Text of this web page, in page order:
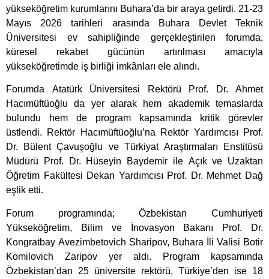
yükseköğretim kurumlarını Buhara’da bir araya getirdi. 21-23
Mayıs 2026 tarihleri arasında Buhara Devlet Teknik
Üniversitesi ev sahipliğinde gerçekleştirilen forumda,
küresel rekabet gücünün artırılması amacıyla
yükseköğretimde iş birliği imkânları ele alındı.
Forumda Atatürk Üniversitesi Rektörü Prof. Dr. Ahmet
Hacımüftüoğlu da yer alarak hem akademik temaslarda
bulundu hem de program kapsamında kritik görevler
üstlendi. Rektör Hacımüftüoğlu’na Rektör Yardımcısı Prof.
Dr. Bülent Çavuşoğlu ve Türkiyat Araştırmaları Enstitüsü
Müdürü Prof. Dr. Hüseyin Baydemir ile Açık ve Uzaktan
Öğretim Fakültesi Dekan Yardımcısı Prof. Dr. Mehmet Dağ
eşlik etti.
Forum programında; Özbekistan Cumhuriyeti
Yükseköğretim, Bilim ve İnovasyon Bakanı Prof. Dr.
Kongratbay Avezimbetovich Sharipov, Buhara İli Valisi Botir
Komilovich Zaripov yer aldı. Program kapsamında
Özbekistan’dan 25 üniversite rektörü, Türkiye’den ise 18